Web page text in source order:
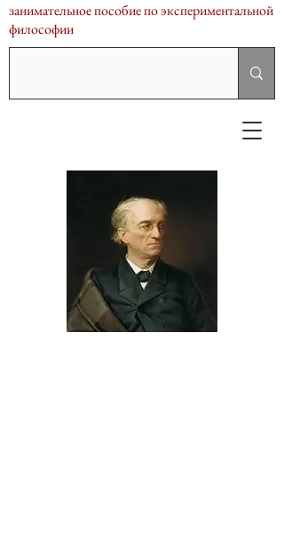
занимательное пособие по экспериментальной
философии